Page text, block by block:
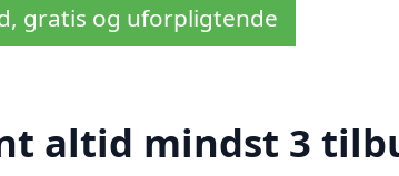
gratis og uforpligtende
altid mindst 3